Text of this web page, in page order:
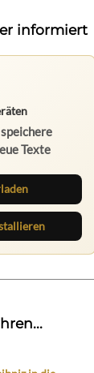
informiert
Texte